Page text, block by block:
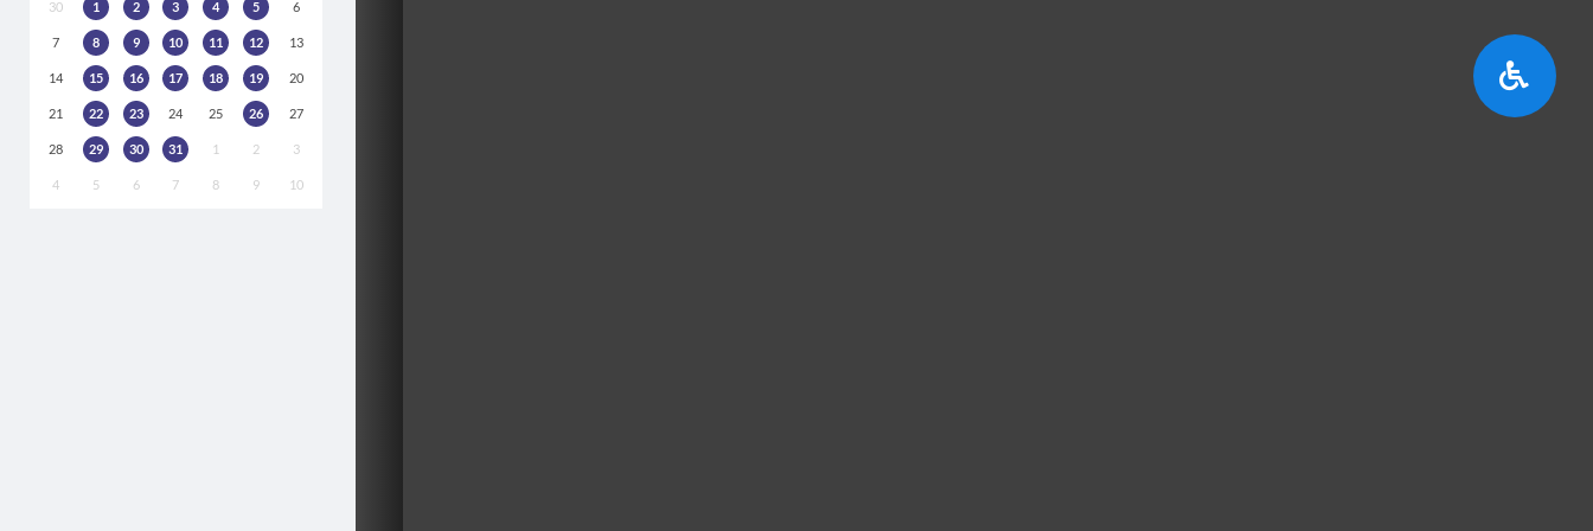
30 1 2 3 4 5 6
7 8 9 10 11 12 13
14 15 16 17 18 19 20
21 22 23 24 25 26 27
28 29 30 31 1 2 3
4 5 6 7 8 9 10